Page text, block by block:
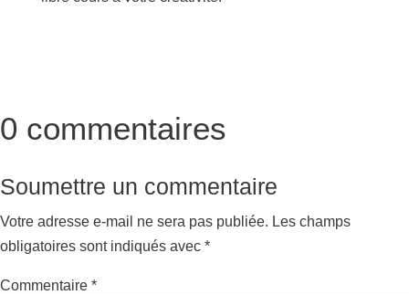
0 commentaires
Soumettre un commentaire
Votre adresse e-mail ne sera pas publiée. Les champs
obligatoires sont indiqués avec *
Commentaire *